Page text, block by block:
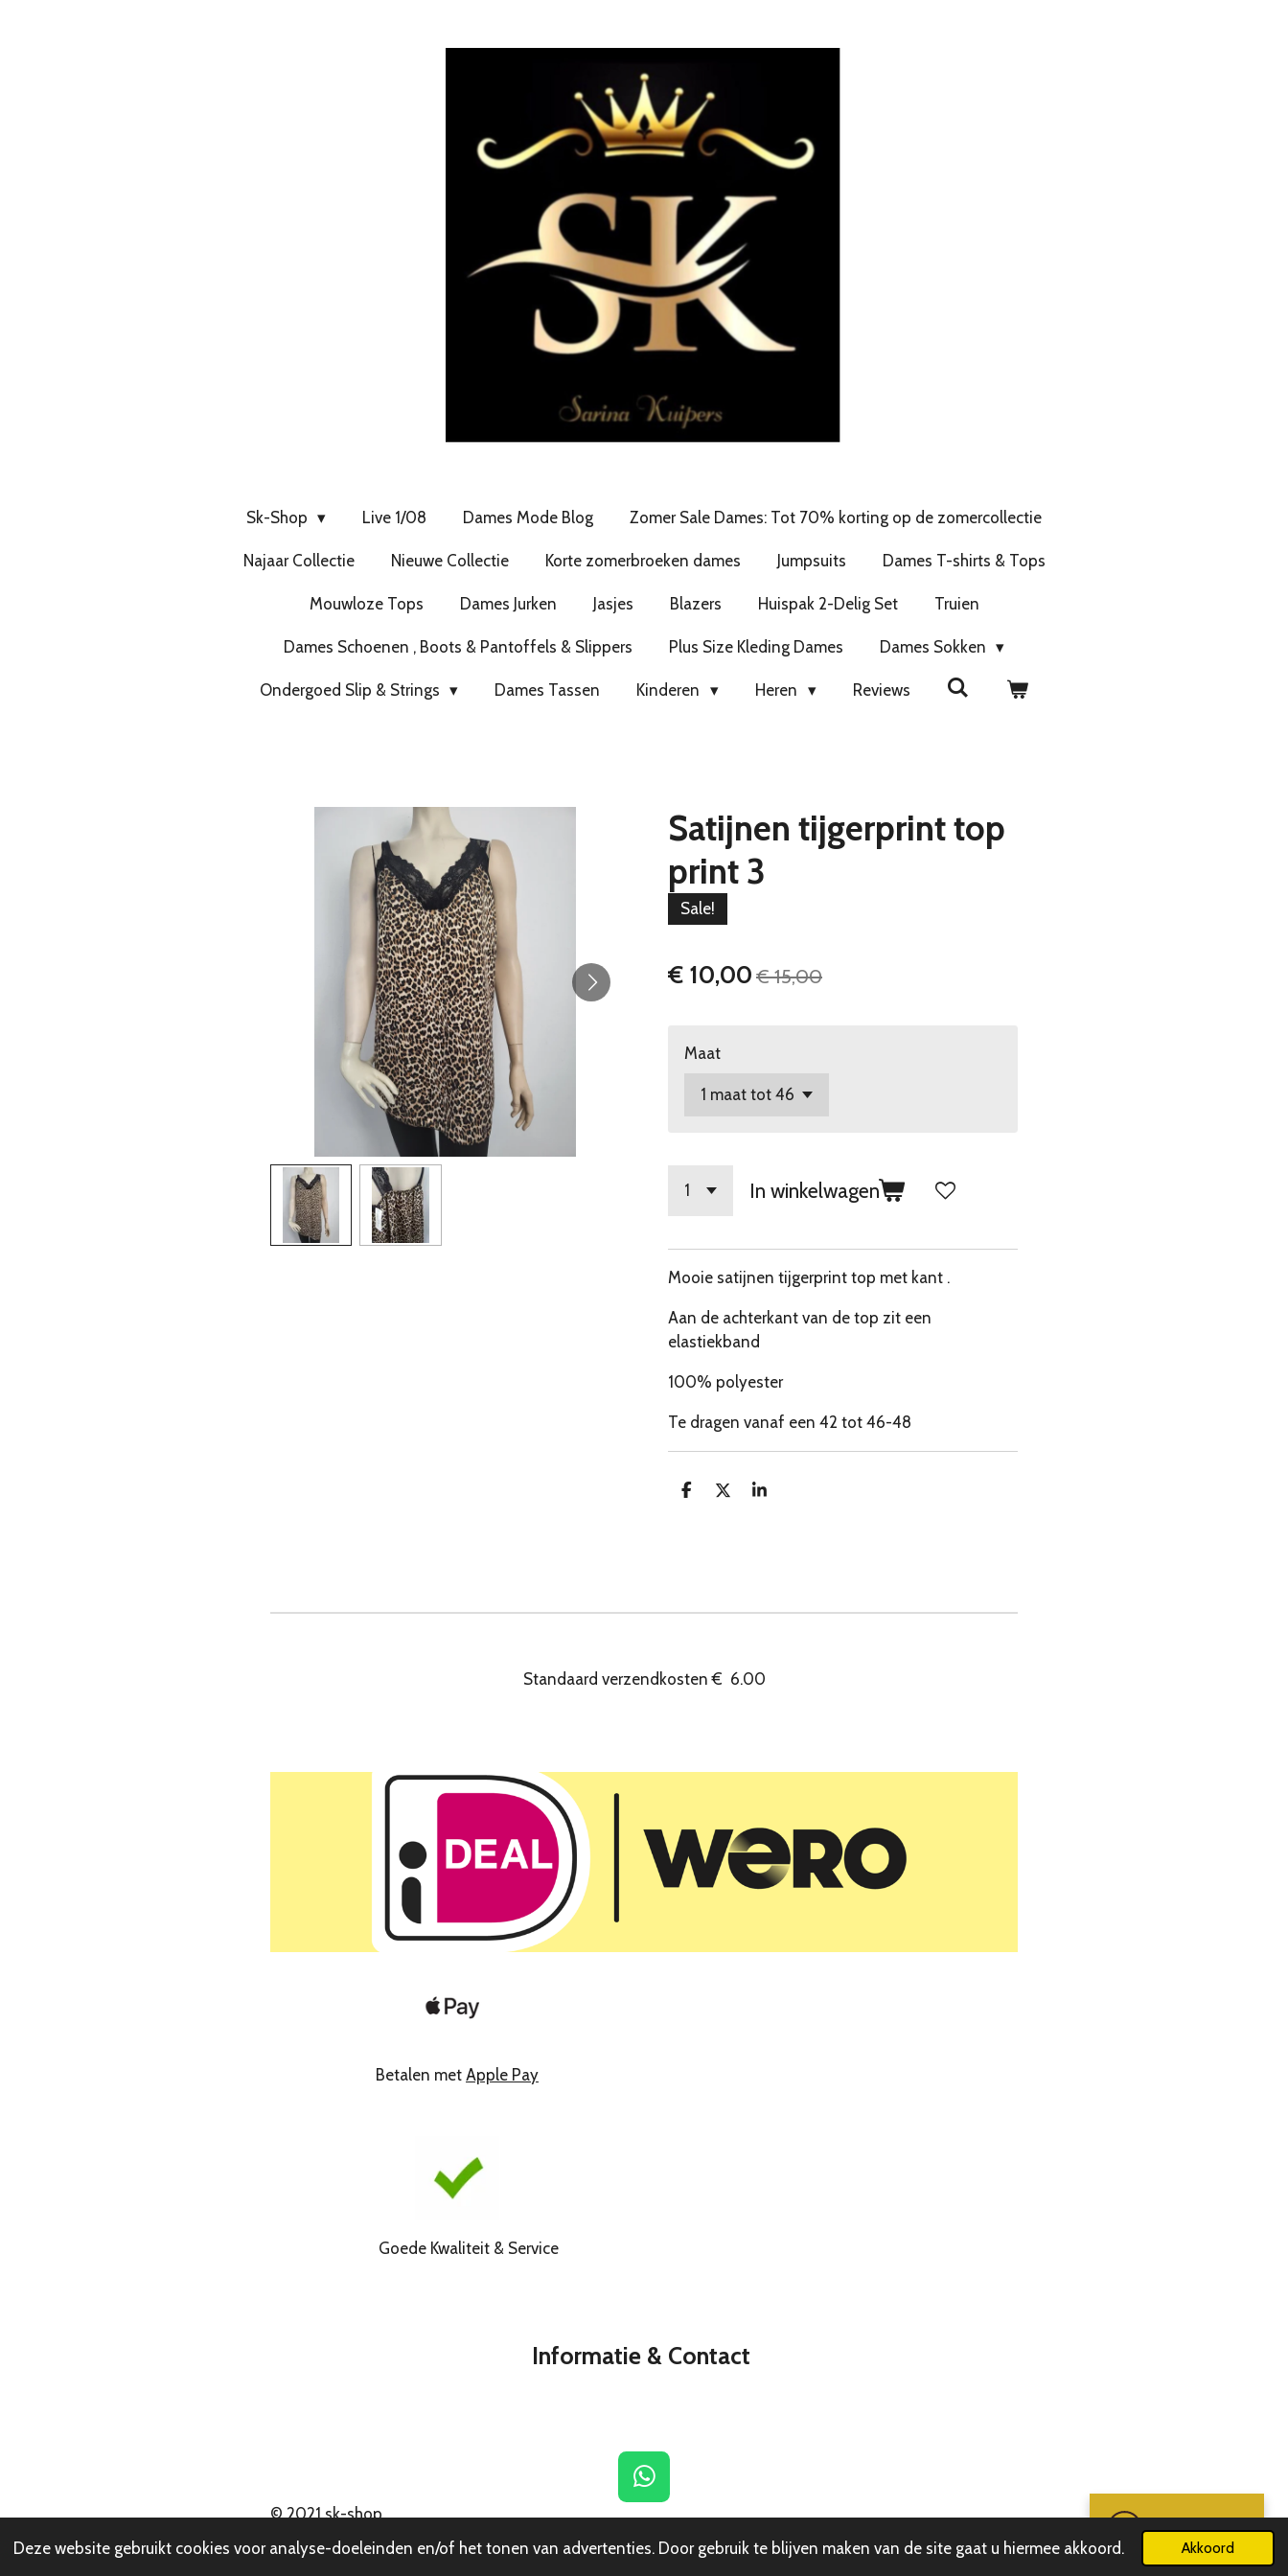
Deze website gebruikt cookies voor analyse-doeleinden en/of het tonen van advertenties. Door gebruik te blijven maken van de site gaat u hiermee akkoord. Akkoord
Sk-Shop Live 1/08 Dames Mode Blog Zomer Sale Dames: Tot 70% korting op de zomercollectie
Najaar Collectie Nieuwe Collectie Korte zomerbroeken dames Jumpsuits Dames T-shirts & Tops
Mouwloze Tops Dames Jurken Jasjes Blazers Huispak 2-Delig Set Truien
Dames Schoenen , Boots & Pantoffels & Slippers Plus Size Kleding Dames Dames Sokken
Ondergoed Slip & Strings Dames Tassen Kinderen Heren Reviews
Satijnen tijgerprint top
print 3
Sale!
€ 10,00 € 15,00
Maat
In winkelwagen
Mooie satijnen tijgerprint top met kant .
Aan de achterkant van de top zit een
elastiekband
100% polyester
Te dragen vanaf een 42 tot 46-48
D
D
S
Standaard verzendkosten€ 6.00
Betalen met Apple Pay
Goede Kwaliteit & Service
Informatie & Contact
W
h
t
© 2021sk-shop